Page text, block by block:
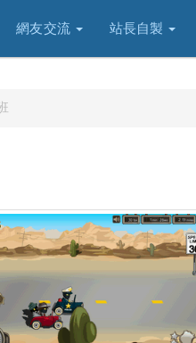
網友交流 站長自製